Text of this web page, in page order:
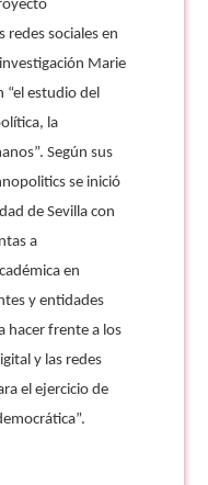
redes sociales en
Marie
“el estudio del
la
Según sus
se inició
de Sevilla con
a
en
y entidades
hacer frente a los
y las redes
el ejercicio de